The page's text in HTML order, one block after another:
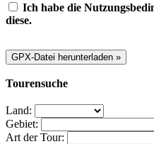
Ich habe die
diese.
Tourensuche
Land:
Gebiet:
Art der Tour: